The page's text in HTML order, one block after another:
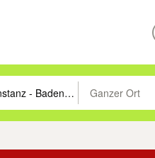
den Pfeiltasten nach oben/
Ort eingeben. Eingabetaste
Ganzer Ort
Suche im